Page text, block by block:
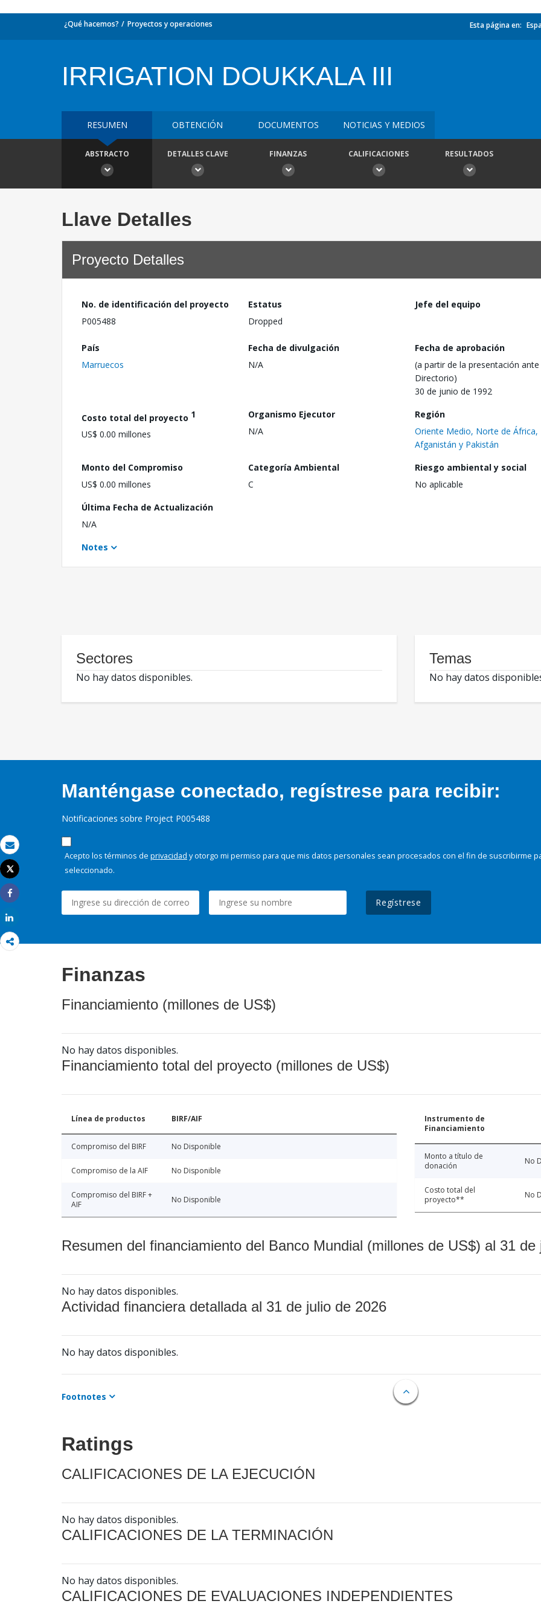
Correo electrónico
Imprimir
Tweet
Share
¿Qué hacemos? Proyectos y operaciones Esta página en:
IRRIGATION DOUKKALA III
RESUMEN OBTENCIÓN DOCUMENTOS NOTICIAS Y MEDIOS
ABSTRACTO DETALLES CLAVE FINANZAS CALIFICACIONES RESULTADOS
Llave Detalles
Proyecto Detalles
No. de identificación del proyecto
P005488
Estatus
Dropped
Jefe del equipo
País
Marruecos
Fecha de divulgación
N/A
Fecha de aprobación
(a partir de la presentación ante
Directorio)
30 de junio de 1992
Costo total del proyecto 1
US$ 0.00 millones
Organismo Ejecutor
N/A
Región
Oriente Medio, Norte de África,
Afganistán y Pakistán
Monto del Compromiso
US$ 0.00 millones
Categoría Ambiental
C
Riesgo ambiental y social
No aplicable
Última Fecha de Actualización
N/A
Notes
Sectores
No hay datos disponibles.
Temas
No hay datos
Manténgase conectado, regístrese para recibir:
Notificaciones sobre Project P005488
Acepto los términos de privacidad y otorgo mi permiso para que mis datos personales sean procesados con el fin de suscribirme
seleccionado.
Regístrese
Finanzas
Financiamiento (millones de US$)
No hay datos disponibles.
Financiamiento total del proyecto (millones de US$)
Línea de productos BIRF/AIF
Compromiso del BIRF No Disponible
Compromiso de la AIF No Disponible
Compromiso del BIRF +
AIF
No Disponible
Instrumento de
Financiamiento
Monto a título de
donación
No
Costo total del
proyecto**
No
Resumen del financiamiento del Banco Mundial (millones de US$) al 31 de
No hay datos disponibles.
Actividad financiera detallada al 31 de julio de 2026
No hay datos disponibles.
Footnotes
Ratings
CALIFICACIONES DE LA EJECUCIÓN
No hay datos disponibles.
CALIFICACIONES DE LA TERMINACIÓN
No hay datos disponibles.
CALIFICACIONES DE EVALUACIONES INDEPENDIENTES